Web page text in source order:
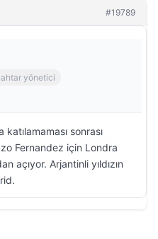
#19789
yönetici
katılamaması sonrası
Fernandez için Londra
açıyor. Arjantinli yıldızın